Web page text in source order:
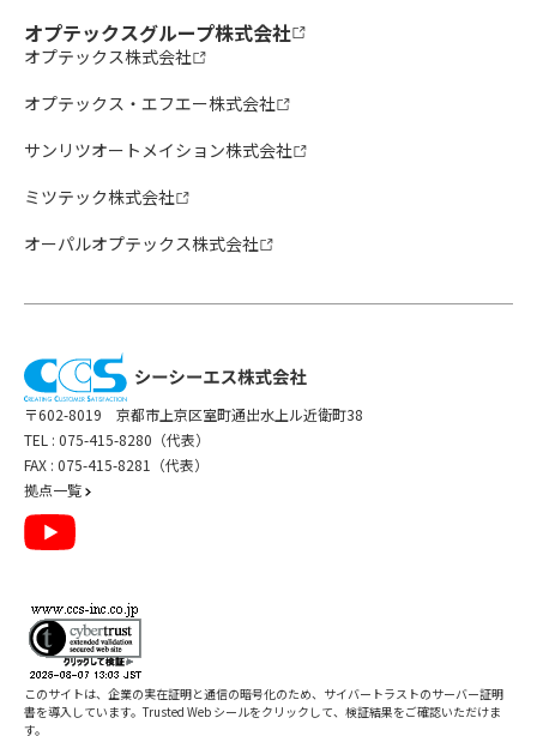
オプテックスグループ株式会社
オプテックス株式会社
オプテックス・エフエー株式会社
サンリツオートメイション株式会社
ミツテック株式会社
オーパルオプテックス株式会社
〒602-8019 京都市上京区室町通出水上ル近衛町38
TEL : 075-415-8280（代表）
FAX : 075-415-8281（代表）
拠点一覧
このサイトは、企業の実在証明と通信の暗号化のため、サイバートラストのサーバー証明
書を導入しています。Trusted Web シールをクリックして、検証結果をご確認いただけま
す。